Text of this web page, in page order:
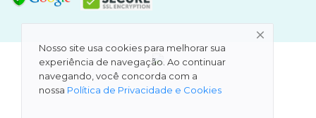
Nosso site usa cookies para melhorar sua
experiência de navegação. Ao continuar
navegando, você concorda com a
nossa Política de Privacidade e Cookies